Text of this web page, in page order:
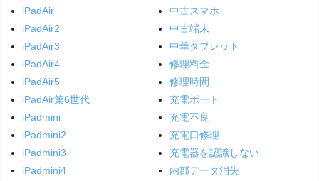
iPadAir
iPadAir2
iPadAir3
iPadAir4
iPadAir5
iPadAir第6世代
iPadmini
iPadmini2
iPadmini3
iPadmini4
中古スマホ
中古端末
中華タブレット
修理料金
修理時間
充電ポート
充電不良
充電口修理
充電器を認識しない
内部データ消失